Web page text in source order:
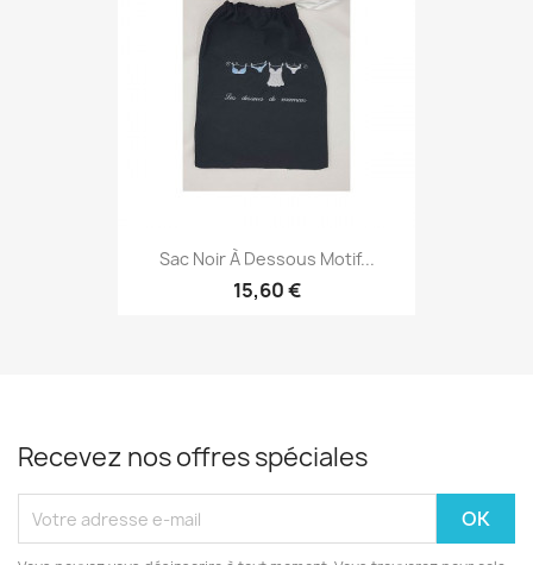
Sac Noir À Dessous Motif...
15,60 €
Recevez nos offres spéciales